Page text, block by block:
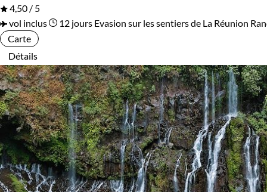
4,50 / 5
vol inclus
12 jours Evasion sur les sentiers de La Réunion
Carte
Détails